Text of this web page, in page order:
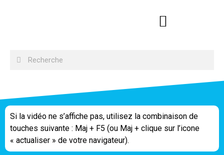
Si la vidéo ne s’affiche pas, utilisez la combinaison de
touches suivante : Maj + F5 (ou Maj + clique sur l’icone
« actualiser » de votre navigateur).